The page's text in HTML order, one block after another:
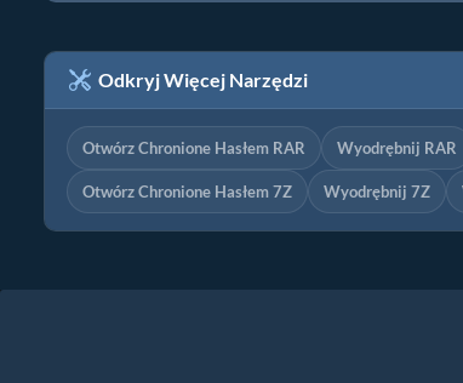
Odkryj Więcej Narzędzi
Otwórz Chronione Hasłem RAR Wyodrębnij RAR
Otwórz Chronione Hasłem 7Z Wyodrębnij 7Z